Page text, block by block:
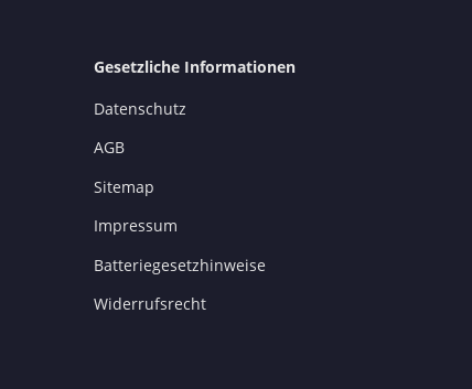
Gesetzliche Informationen
Datenschutz
AGB
Sitemap
Impressum
Batteriegesetzhinweise
Widerrufsrecht